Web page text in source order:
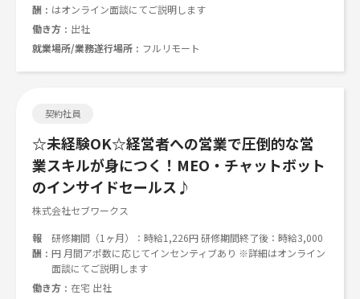
酬
はオンライン面談にてご説明します
働き方
出社
就業場所/業務遂行場所
フルリモート
契約社員
☆未経験OK☆経営者への営業で圧倒的な営
業スキルが身につく！MEO・チャットボット
のインサイドセールス♪
株式会社セブワークス
報
酬
研修期間（1ヶ月）：時給1,226円 研修期間終了後：時給3,000
円 月間アポ数に応じてインセンティブあり ※詳細はオンライン
面談にてご説明します
働き方
在宅 出社